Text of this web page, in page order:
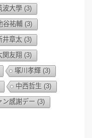
波大學 (3)
谷祐輔 (3)
井章太 (3)
関友翔 (3)
塚川孝輝 (3)
中西哲生 (3)
ン感謝デー (3)